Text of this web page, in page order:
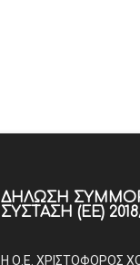
ΔΉΛΩΣΗ
ΣΎΣΤΑΣΗ (ΕΕ)
Η Ο.Ε. ΧΡΙΣΤΟΦΟΡΟΣ